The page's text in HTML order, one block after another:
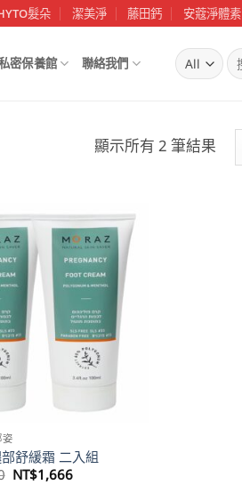
髮朵 潔美淨 藤田鈣 安蔻淨體素
密保養館 聯絡我們
搜
尋
字:
顯示所有 2 筆結果
姿
舒緩霜 二入組
原
NT$1,666目